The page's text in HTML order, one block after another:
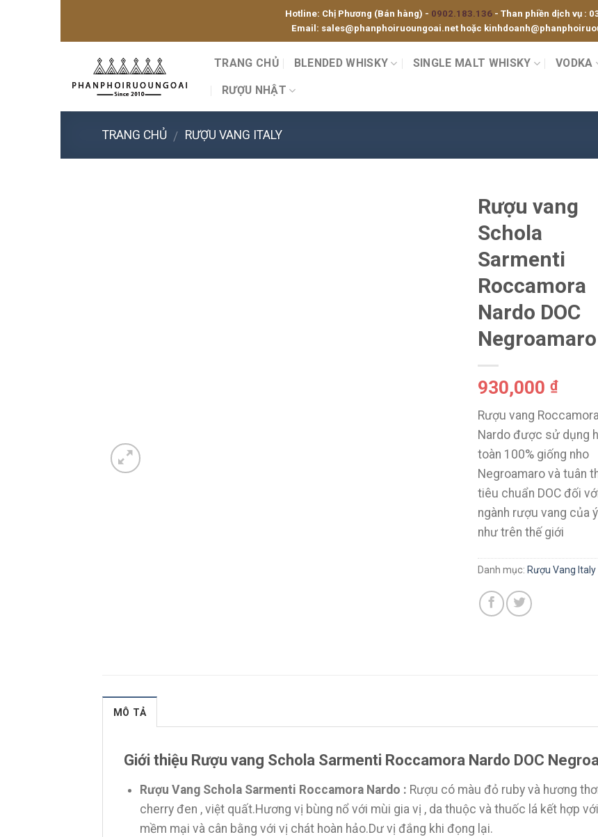
Hotline: Chị Phương (Bán hàng) - 0902.183.136 - Than phiền dịch vụ :
Email: sales@phanphoiruoungoai.nethoặc
TRANG CHỦ BLENDED WHISKY SINGLE MALT WHISKY VODKA
RƯỢU NHẬT
TRANG CHỦ / RƯỢU VANG ITALY
Rượu vang
Schola
Sarmenti
Roccamora
Nardo DOC
Negroamaro
930,000 ₫
Rượu vang
Nardo được sử dụng
toàn 100% giống nho
Negroamaro và tuân
tiêu chuẩn DOC đối
ngành rượu vang của
như trên thế giới
Danh mục: Rượu Vang Italy
MÔ TẢ
Giới thiệu Rượu vang Schola Sarmenti Roccamora Nardo DOC
Rượu Vang Schola Sarmenti Roccamora Nardo : Rượu có màu đỏ ruby và hương
cherry đen , việt quất.Hương vị bùng nổ với mùi gia vị , da thuộc và thuốc lá kết hợp
mềm mại và cân bằng với vị chát hoàn hảo.Dư vị đắng khi đọng lại.